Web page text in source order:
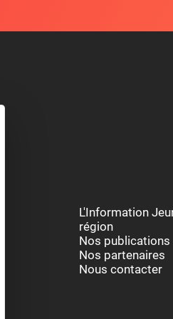
Masquer le
L'Information
région
Nos publications
Nos partenaires
Nous contacter